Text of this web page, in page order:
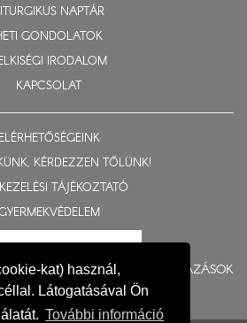
kat) használ,
Látogatásával Ön
További információ
NAPTÁR
GONDOLATOK
IRODALOM
KAPCSOLAT
ELÉRHETŐSÉGEINK
KÉRDEZZEN TŐLÜNK!
TÁJÉKOZTATÓ
BERUHÁZÁSOK